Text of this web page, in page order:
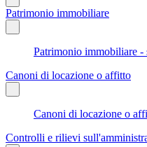
Patrimonio immobiliare
Patrimonio immobiliare -
Canoni di locazione o affitto
Canoni di locazione o
Controlli e rilievi